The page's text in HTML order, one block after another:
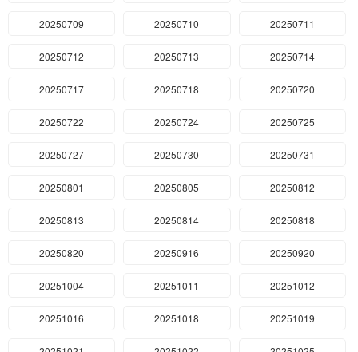
20250709 20250710 20250711
20250712 20250713 20250714
20250717 20250718 20250720
20250722 20250724 20250725
20250727 20250730 20250731
20250801 20250805 20250812
20250813 20250814 20250818
20250820 20250916 20250920
20251004 20251011 20251012
20251016 20251018 20251019